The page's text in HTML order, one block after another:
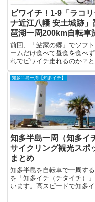
ビワイチ！1-9「ラコ
ナ近江八幡 安土城跡」
琶湖一周200km自転車
前回、「鮎家の郷」でソフト
ームだけ食べて昼食を食べず
れでビワイチ走れるのか？
つつも「八...
知多半島一周【知多イチ】
知多半島一周（知多イ
サイクリング観光スポ
まとめ
知多半島を自転車で一周する
を「知多イチ（チタイチ）
います。高スピードで知多